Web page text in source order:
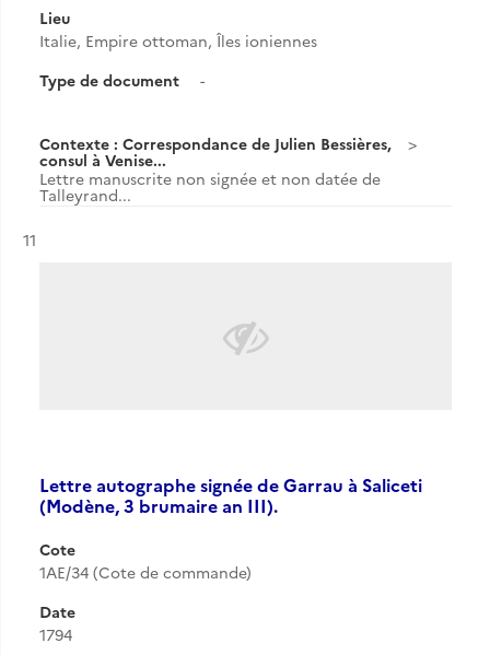
Lieu
Italie, Empire ottoman, Îles ioniennes
Type de document
-
Contexte : Correspondance de Julien Bessières,
consul à Venise...
Lettre manuscrite non signée et non datée de
Talleyrand...
Résultat n°
11
Lettre autographe signée de Garrau à Saliceti
(Modène, 3 brumaire an III).
Cote
1AE/34 (Cote de commande)
Date
1794